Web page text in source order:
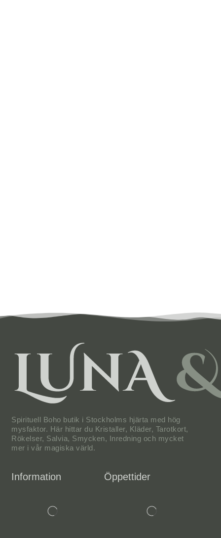
Spirituell Boho butik i Stockholms hjärta med hög
mysfaktor. Här hittar du Kristaller, Kläder, Tarotkort,
Rökelser, Salvia, Smycken, Inredning och mycket
mer i vår magiska värld.
Information Öppettider